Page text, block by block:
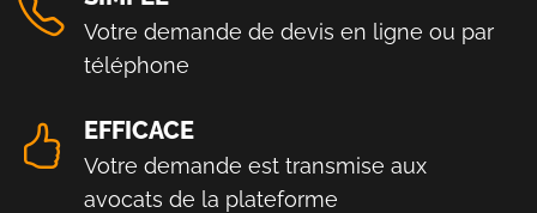
Votre demande de devis en ligne ou par
téléphone
EFFICACE
Votre demande est transmise aux
avocats de la plateforme